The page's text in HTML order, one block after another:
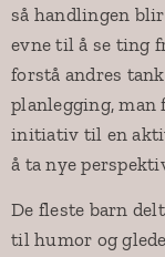
så handlingen
evne til å se ting
forstå andres
planlegging, man
initiativ til en
å ta nye
De fleste barn
til humor og